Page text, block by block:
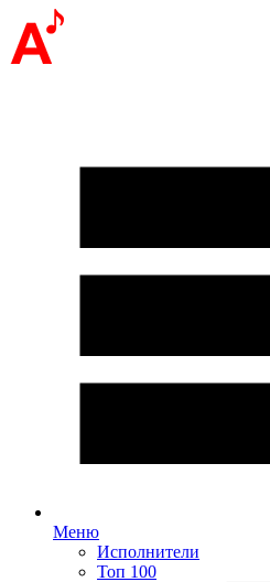
Меню
Исполнители
Топ 100